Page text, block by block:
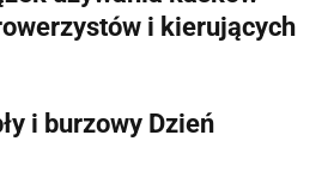
i kierujących
i burzowy Dzień